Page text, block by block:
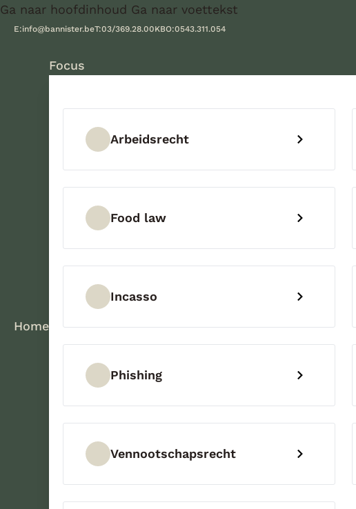
Ga naar hoofdinhoud Ga naar voettekst
E:info@bannister.beT:03/369.28.00KBO:0543.311.054
Home
Focus
Arbeidsrecht
Food law
Incasso
Phishing
Vennootschapsrecht